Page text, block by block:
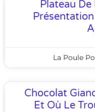
Plateau
La Poule
Chocolat
Et Où Le